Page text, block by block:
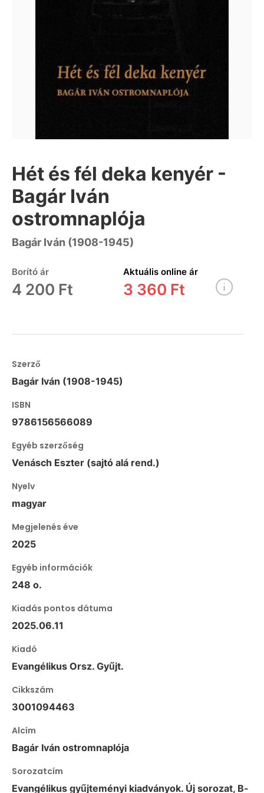
Hét és fél deka kenyér -
Bagár Iván
ostromnaplója
Bagár Iván (1908-1945)
Borító ár
4 200 Ft
Aktuális online ár
3 360 Ft
Szerző
Bagár Iván (1908-1945)
ISBN
9786156566089
Egyéb szerzőség
Venásch Eszter (sajtó alá rend.)
Nyelv
magyar
Megjelenés éve
2025
Egyéb információk
248 o.
Kiadás pontos dátuma
2025.06.11
Kiadó
Evangélikus Orsz. Gyűjt.
Cikkszám
3001094463
Alcím
Bagár Iván ostromnaplója
Sorozatcím
Evangélikus gyűjteményi kiadványok. Új sorozat, B-